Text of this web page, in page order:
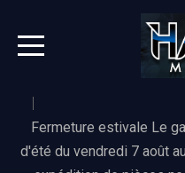
Fermeture estivale Le
d'été du vendredi 7 août